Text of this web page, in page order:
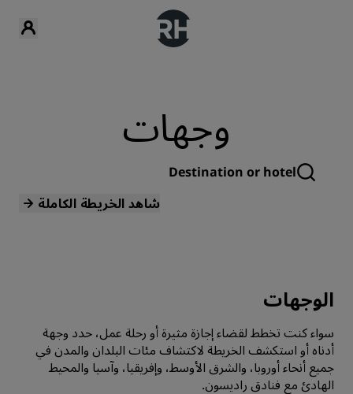
وجهات
شاهد الخريطة الكاملة
الوجهات
سواء كنت تخطط لقضاء إجازة مثيرة أو رحلة عمل، حدد وجهة
أدناه أو استكشف الخريطة لاكتشاف مئات البلدان والمدن في
جميع أنحاء أوروبا، والشرق الأوسط، وإفريقيا، وآسيا والمحيط
الهادئ مع فنادق راديسون.